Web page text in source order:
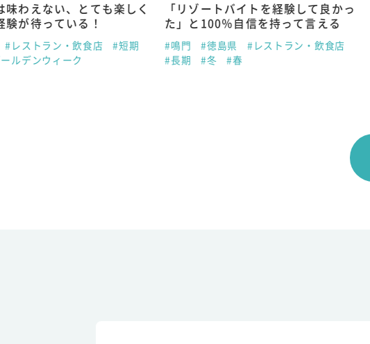
味わえない、とても楽しく
験が待っている！
#レストラン・飲食店
#短期
ルデンウィーク
「リゾートバイトを経験して良かっ
た」と100％自信を持って言える
#鳴門 #徳島県
#レストラン・飲食店
#長期
#冬 #春